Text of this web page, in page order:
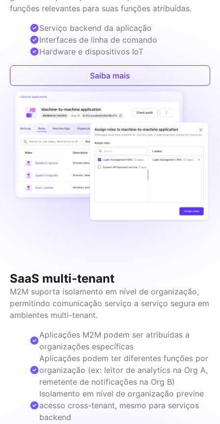
funções relevantes para suas funções atribuídas.
Serviço backend da aplicação
Interfaces de linha de comando
Hardware e dispositivos IoT
Saiba mais
SaaS multi-tenant
M2M suporta isolamento em nível de organização,
permitindo comunicação serviço a serviço segura em
ambientes multi-tenant.
Aplicações M2M podem ser atribuídas a
organizações específicas
Aplicações podem ter diferentes funções por
organização (ex: leitor de analytics na Org A,
remetente de notificações na Org B)
Isolamento em nível de organização previne
acesso cross-tenant, mesmo para serviços
backend